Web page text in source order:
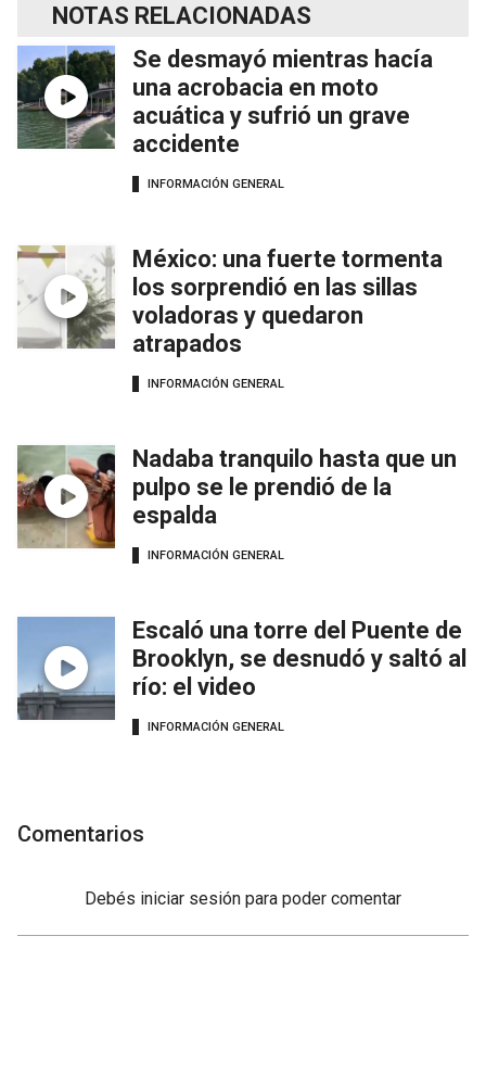
NOTAS RELACIONADAS
Se desmayó mientras hacía
una acrobacia en moto
acuática y sufrió un grave
accidente
INFORMACIÓN GENERAL
México: una fuerte tormenta
los sorprendió en las sillas
voladoras y quedaron
atrapados
INFORMACIÓN GENERAL
Nadaba tranquilo hasta que un
pulpo se le prendió de la
espalda
INFORMACIÓN GENERAL
Escaló una torre del Puente de
Brooklyn, se desnudó y saltó al
río: el video
INFORMACIÓN GENERAL
Comentarios
Debés iniciar sesión para poder comentar